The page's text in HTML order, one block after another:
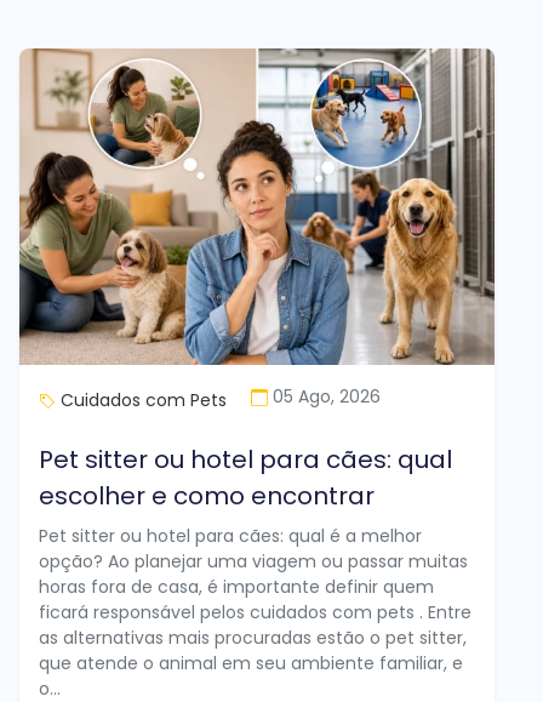
Cuidados com Pets 05 Ago, 2026
Pet sitter ou hotel para cães: qual
escolher e como encontrar
Pet sitter ou hotel para cães: qual é a melhor
opção? Ao planejar uma viagem ou passar muitas
horas fora de casa, é importante definir quem
ficará responsável pelos cuidados com pets . Entre
as alternativas mais procuradas estão o pet sitter,
que atende o animal em seu ambiente familiar, e
o...